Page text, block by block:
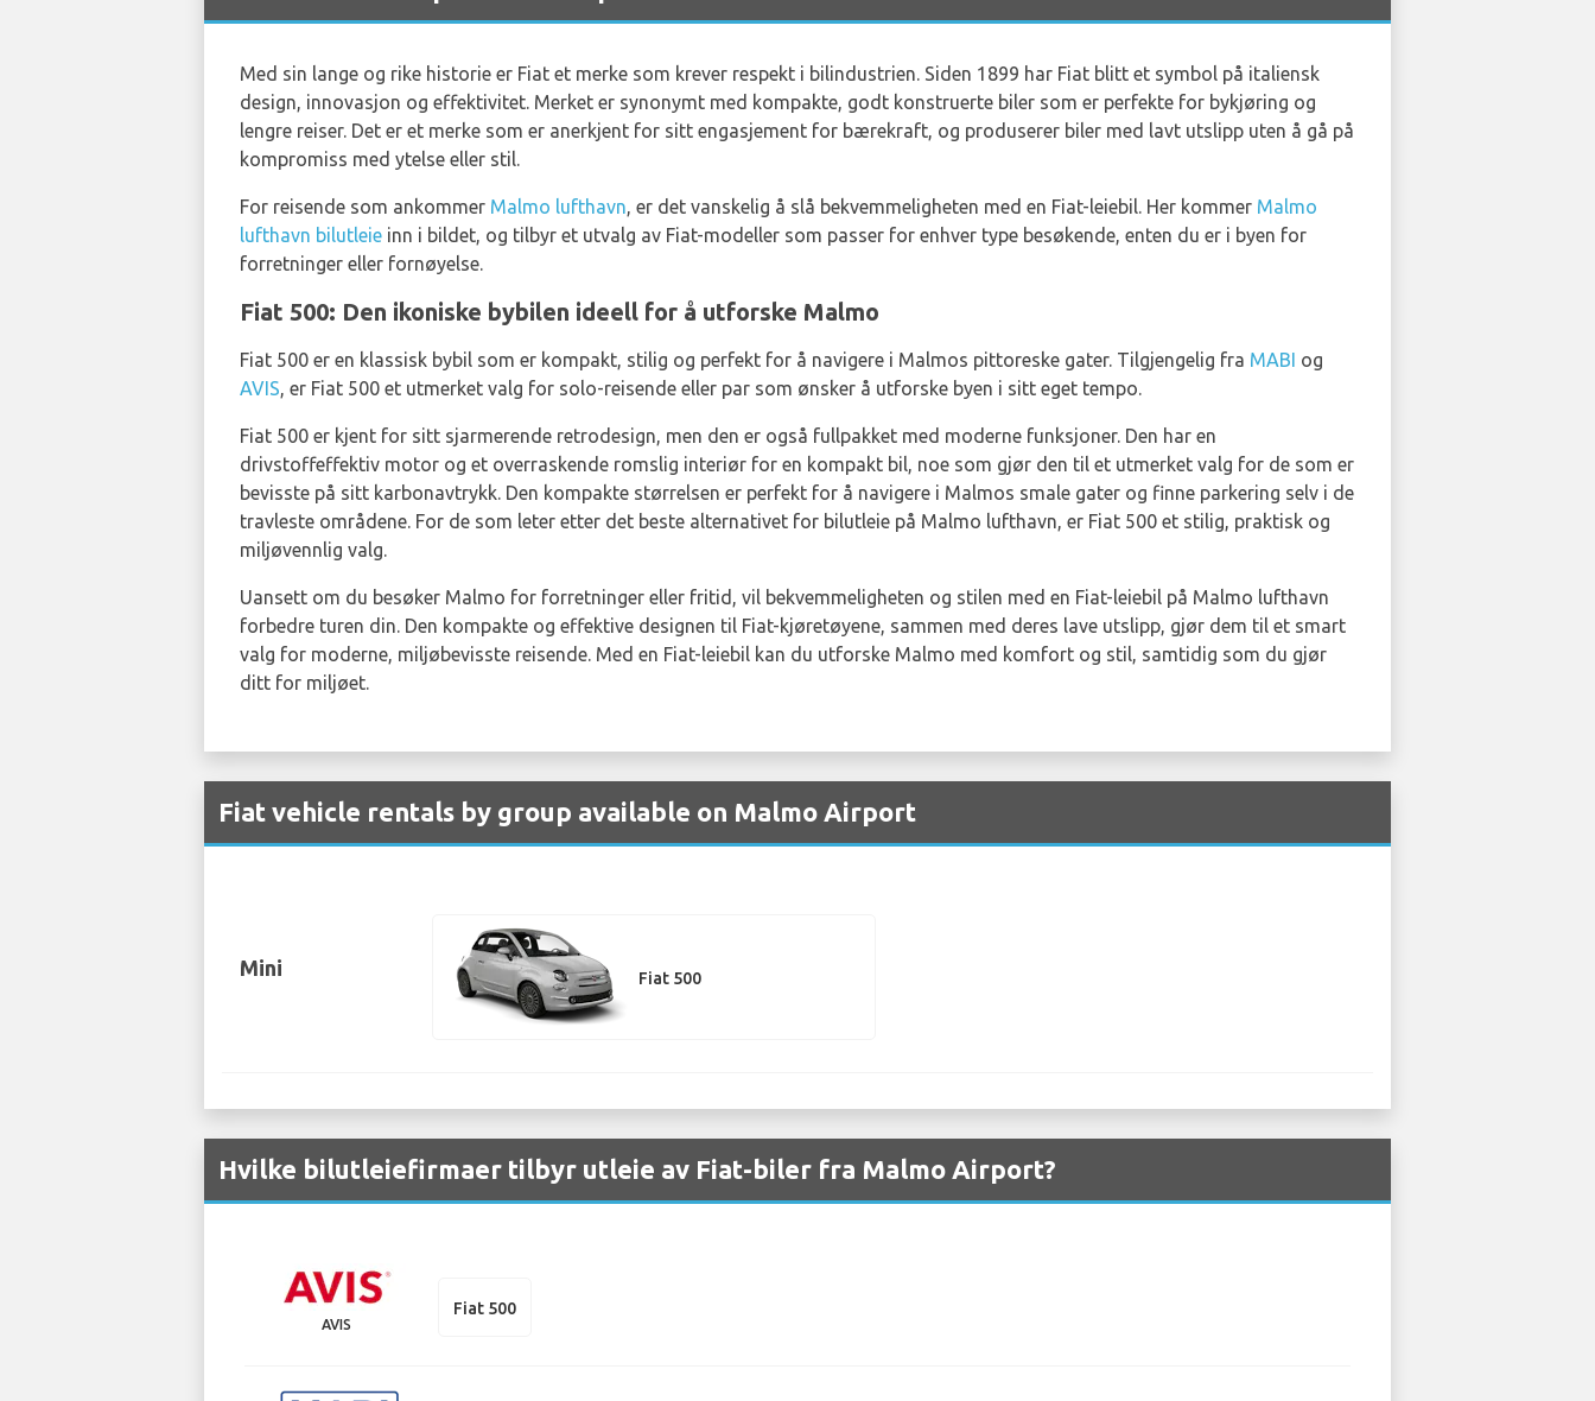
Med sin lange og rike historie er Fiat et merke som krever respekt i bilindustrien. Siden 1899 har Fiat blitt et symbol på italiensk
design, innovasjon og effektivitet. Merket er synonymt med kompakte, godt konstruerte biler som er perfekte for bykjøring og
lengre reiser. Det er et merke som er anerkjent for sitt engasjement for bærekraft, og produserer biler med lavt utslipp uten å gå på
kompromiss med ytelse eller stil.
For reisende som ankommer Malmo lufthavn, er det vanskelig å slå bekvemmeligheten med en Fiat-leiebil. Her kommer Malmo
lufthavn bilutleie inn i bildet, og tilbyr et utvalg av Fiat-modeller som passer for enhver type besøkende, enten du er i byen for
forretninger eller fornøyelse.
Fiat 500: Den ikoniske bybilen ideell for å utforske Malmo
Fiat 500 er en klassisk bybil som er kompakt, stilig og perfekt for å navigere i Malmos pittoreske gater. Tilgjengelig fra MABI og
AVIS, er Fiat 500 et utmerket valg for solo-reisende eller par som ønsker å utforske byen i sitt eget tempo.
Fiat 500 er kjent for sitt sjarmerende retrodesign, men den er også fullpakket med moderne funksjoner. Den har en
drivstoffeffektiv motor og et overraskende romslig interiør for en kompakt bil, noe som gjør den til et utmerket valg for de som er
bevisste på sitt karbonavtrykk. Den kompakte størrelsen er perfekt for å navigere i Malmos smale gater og finne parkering selv i de
travleste områdene. For de som leter etter det beste alternativet for bilutleie på Malmo lufthavn, er Fiat 500 et stilig, praktisk og
miljøvennlig valg.
Uansett om du besøker Malmo for forretninger eller fritid, vil bekvemmeligheten og stilen med en Fiat-leiebil på Malmo lufthavn
forbedre turen din. Den kompakte og effektive designen til Fiat-kjøretøyene, sammen med deres lave utslipp, gjør dem til et smart
valg for moderne, miljøbevisste reisende. Med en Fiat-leiebil kan du utforske Malmo med komfort og stil, samtidig som du gjør
ditt for miljøet.
Fiat vehicle rentals by group available on Malmo Airport
Mini Fiat 500
Hvilke bilutleiefirmaer tilbyr utleie av Fiat-biler fra Malmo Airport?
AVIS
Fiat 500